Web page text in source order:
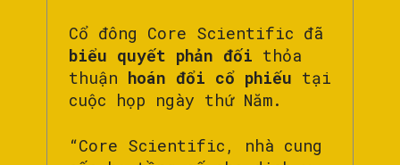
Cổ đông Core Scientific đã
biểu quyết phản đối thỏa
thuận hoán đổi cổ phiếu tại
cuộc họp ngày thứ Năm.
“Core Scientific, nhà cung